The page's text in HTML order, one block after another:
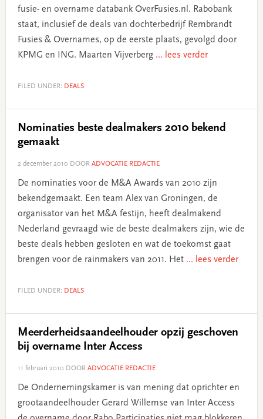
fusie- en overname databank OverFusies.nl. Rabobank
staat, inclusief de deals van dochterbedrijf Rembrandt
Fusies & Overnames, op de eerste plaats, gevolgd door
KPMG en ING. Maarten Vijverberg ... lees verder
FILED UNDER: DEALS
Nominaties beste dealmakers 2010 bekend
gemaakt
2 december 2010 DOOR ADVOCATIE REDACTIE
De nominaties voor de M&A Awards van 2010 zijn
bekendgemaakt. Een team Alex van Groningen, de
organisator van het M&A festijn, heeft dealmakend
Nederland gevraagd wie de beste dealmakers zijn, wie de
beste deals hebben gesloten en wat de toekomst gaat
brengen voor de rainmakers van 2011. Het ... lees verder
FILED UNDER: DEALS
Meerderheidsaandeelhouder opzij geschoven
bij overname Inter Access
11 februari 2010 DOOR ADVOCATIE REDACTIE
De Ondernemingskamer is van mening dat oprichter en
grootaandeelhouder Gerard Willemse van Inter Access